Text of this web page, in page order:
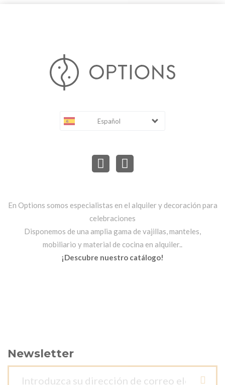
Español
En Options somos especialistas en el alquiler y decoración para
celebraciones
Disponemos de una amplia gama de vajillas, manteles,
mobiliario y material de cocina en alquiler..
¡Descubre nuestro catálogo!
Newsletter